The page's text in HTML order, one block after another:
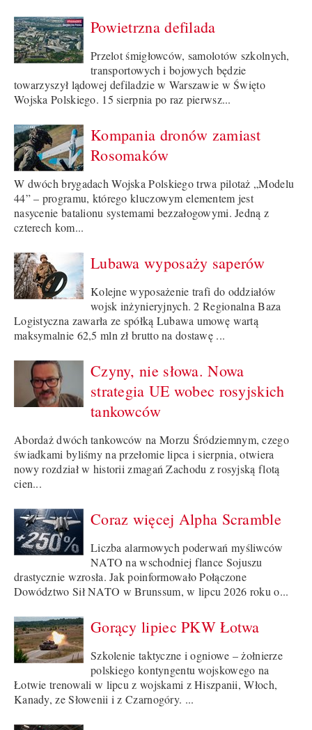
Powietrzna defilada
Przelot śmigłowców, samolotów szkolnych,
transportowych i bojowych będzie
towarzyszył lądowej defiladzie w Warszawie w Święto
Wojska Polskiego. 15 sierpnia po raz pierwsz...
Kompania dronów zamiast
Rosomaków
W dwóch brygadach Wojska Polskiego trwa pilotaż „Modelu
44” – programu, którego kluczowym elementem jest
nasycenie batalionu systemami bezzałogowymi. Jedną z
czterech kom...
Lubawa wyposaży saperów
Kolejne wyposażenie trafi do oddziałów
wojsk inżynieryjnych. 2 Regionalna Baza
Logistyczna zawarła ze spółką Lubawa umowę wartą
maksymalnie 62,5 mln zł brutto na dostawę ...
Czyny, nie słowa. Nowa
strategia UE wobec rosyjskich
tankowców
Abordaż dwóch tankowców na Morzu Śródziemnym, czego
świadkami byliśmy na przełomie lipca i sierpnia, otwiera
nowy rozdział w historii zmagań Zachodu z rosyjską flotą
cien...
Coraz więcej Alpha Scramble
Liczba alarmowych poderwań myśliwców
NATO na wschodniej flance Sojuszu
drastycznie wzrosła. Jak poinformowało Połączone
Dowództwo Sił NATO w Brunssum, w lipcu 2026 roku o...
Gorący lipiec PKW Łotwa
Szkolenie taktyczne i ogniowe – żołnierze
polskiego kontyngentu wojskowego na
Łotwie trenowali w lipcu z wojskami z Hiszpanii, Włoch,
Kanady, ze Słowenii i z Czarnogóry. ...